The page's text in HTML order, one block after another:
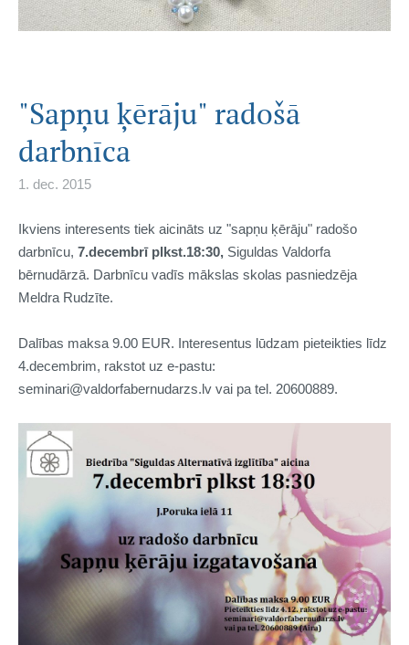
"Sapņu ķērāju" radošā
darbnīca
1. dec. 2015
Ikviens interesents tiek aicināts uz "sapņu ķērāju" radošo
darbnīcu, 7.decembrī plkst.18:30, Siguldas Valdorfa
bērnudārzā. Darbnīcu vadīs mākslas skolas pasniedzēja
Meldra Rudzīte.
Dalības maksa 9.00 EUR. Interesentus lūdzam pieteikties līdz
4.decembrim, rakstot uz e-pastu:
seminari@valdorfabernudarzs.lv vai pa tel. 20600889.